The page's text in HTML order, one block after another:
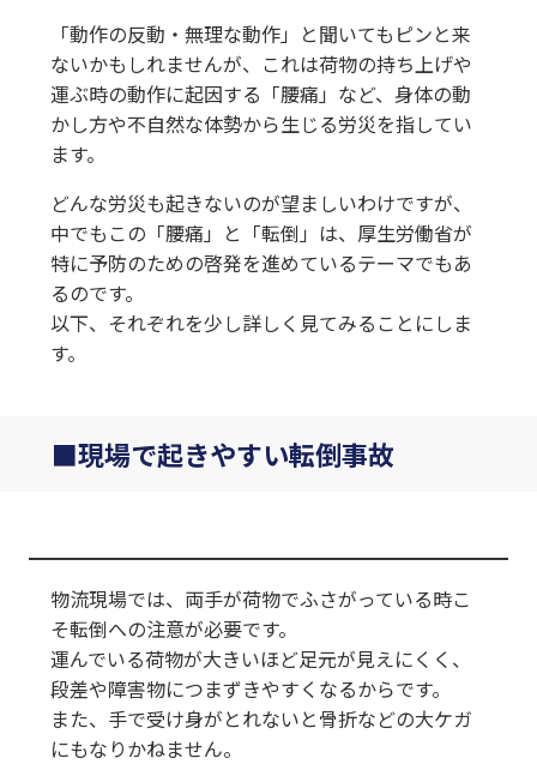
「動作の反動・無理な動作」と聞いてもピンと来
ないかもしれませんが、これは荷物の持ち上げや
運ぶ時の動作に起因する「腰痛」など、身体の動
かし方や不自然な体勢から生じる労災を指してい
ます。
どんな労災も起きないのが望ましいわけですが、
中でもこの「腰痛」と「転倒」は、厚生労働省が
特に予防のための啓発を進めているテーマでもあ
るのです。
以下、それぞれを少し詳しく見てみることにしま
す。
現場で起きやすい転倒事故
物流現場では、両手が荷物でふさがっている時こ
そ転倒への注意が必要です。
運んでいる荷物が大きいほど足元が見えにくく、
段差や障害物につまずきやすくなるからです。
また、手で受け身がとれないと骨折などの大ケガ
にもなりかねません。